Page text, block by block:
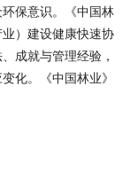
保意识。《中国林
）建设健康快速协
成就与管理经验，
化。《中国林业》